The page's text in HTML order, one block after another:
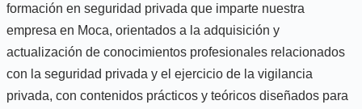
formación en seguridad privada que imparte nuestra
empresa en Moca, orientados a la adquisición y
actualización de conocimientos profesionales relacionados
con la seguridad privada y el ejercicio de la vigilancia
privada, con contenidos prácticos y teóricos diseñados para